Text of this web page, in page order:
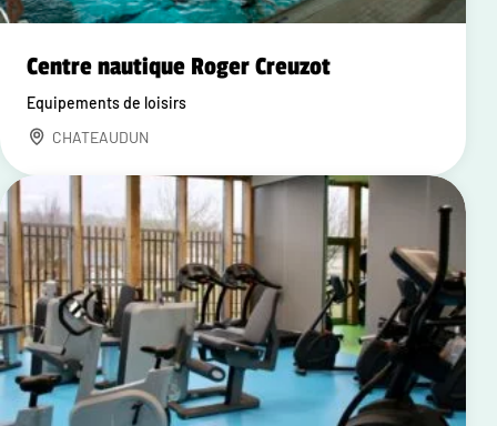
Centre nautique Roger Creuzot
Equipements de loisirs
CHATEAUDUN